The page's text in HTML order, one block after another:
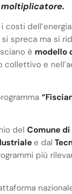
costi
spreca ma si
è modello
collettivo e
del Comune
e dal
più